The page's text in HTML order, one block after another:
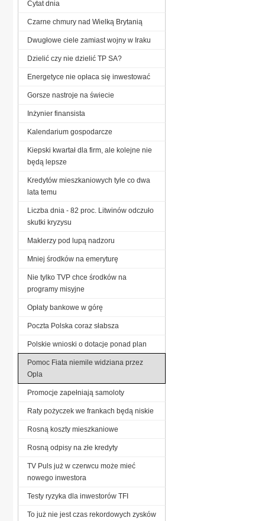
Cytat dnia
Czarne chmury nad Wielką Brytanią
Dwugłowe ciele zamiast wojny w Iraku
Dzielić czy nie dzielić TP SA?
Energetyce nie opłaca się inwestować
Gorsze nastroje na świecie
Inżynier finansista
Kalendarium gospodarcze
Kiepski kwartał dla firm, ale kolejne nie
będą lepsze
Kredytów mieszkaniowych tyle co dwa
lata temu
Liczba dnia - 82 proc. Litwinów odczuło
skutki kryzysu
Maklerzy pod lupą nadzoru
Mniej środków na emeryturę
Nie tylko TVP chce środków na
programy misyjne
Opłaty bankowe w górę
Poczta Polska coraz słabsza
Polskie wnioski o dotacje ponad plan
Pomoc Fiata niemile widziana przez
Opla
Promocje zapełniają samoloty
Raty pożyczek we frankach będą niskie
Rosną koszty mieszkaniowe
Rosną odpisy na złe kredyty
TV Puls już w czerwcu może mieć
nowego inwestora
Testy ryzyka dla inwestorów TFI
To już nie jest czas rekordowych zysków